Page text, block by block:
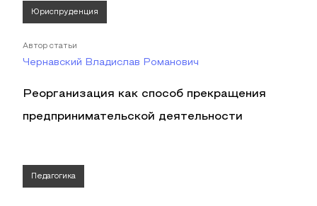
Юриспруденция
Автор статьи
Чернавский Владислав Романович
Реорганизация как способ прекращения
предпринимательской деятельности
Педагогика